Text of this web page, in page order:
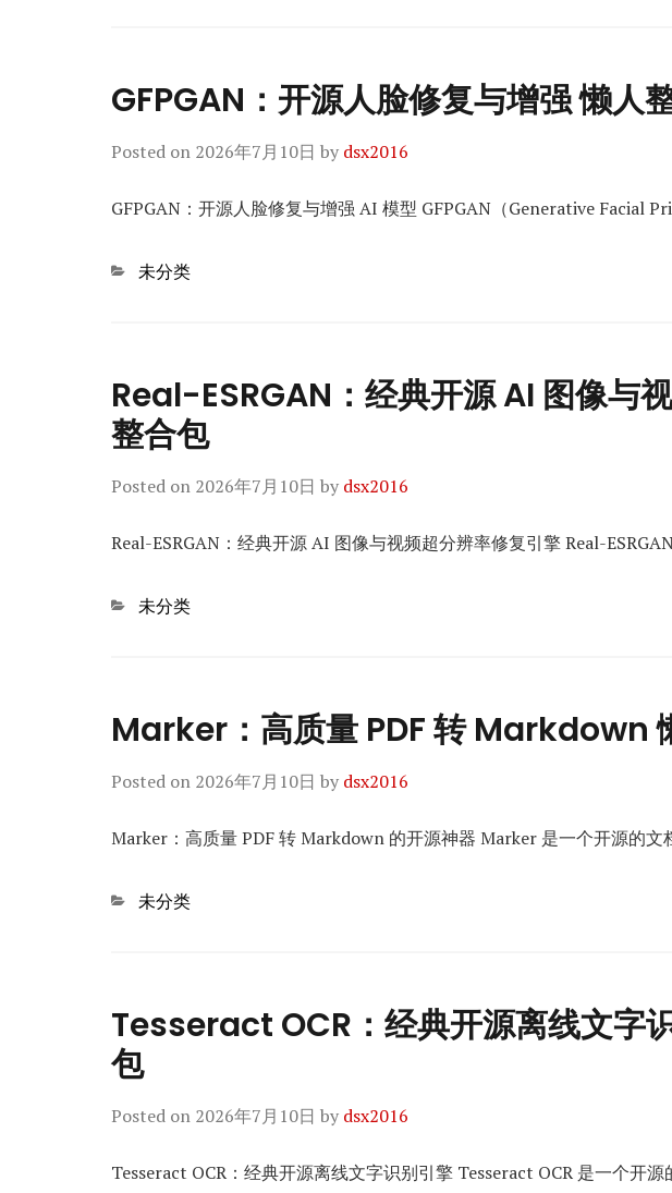
GFPGAN：开源人脸修复与增强 懒人
Posted on 2026年7月10日 by dsx2016
GFPGAN：开源人脸修复与增强 AI 模型 GFPGAN（Generative Facial
Categories
未分类
Real-ESRGAN：经典开源 AI 图像与
整合包
Posted on 2026年7月10日 by dsx2016
Real-ESRGAN：经典开源 AI 图像与视频超分辨率修复引擎 Real-
Categories
未分类
Marker：高质量 PDF 转 Markdown
Posted on 2026年7月10日 by dsx2016
Marker：高质量 PDF 转 Markdown 的开源神器 Marker 是一个开源的
Categories
未分类
Tesseract OCR：经典开源离线文字
包
Posted on 2026年7月10日 by dsx2016
Tesseract OCR：经典开源离线文字识别引擎 Tesseract OCR 是一个开